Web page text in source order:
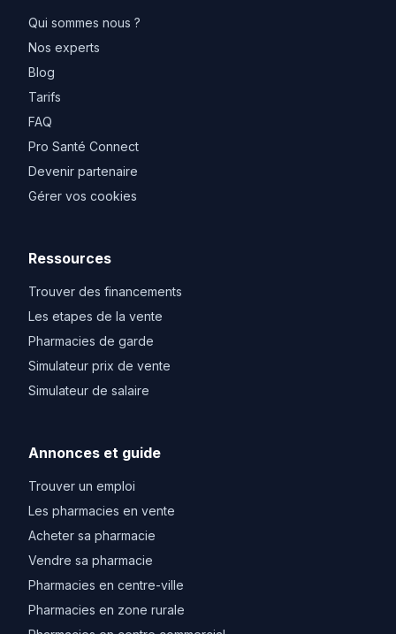
Qui sommes nous ?
Nos experts
Blog
Tarifs
FAQ
Pro Santé Connect
Devenir partenaire
Gérer vos cookies
Ressources
Trouver des financements
Les etapes de la vente
Pharmacies de garde
Simulateur prix de vente
Simulateur de salaire
Annonces et guide
Trouver un emploi
Les pharmacies en vente
Acheter sa pharmacie
Vendre sa pharmacie
Pharmacies en centre-ville
Pharmacies en zone rurale